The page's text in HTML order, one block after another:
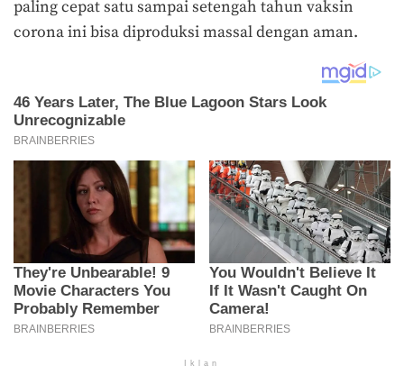
paling cepat satu sampai setengah tahun vaksin
corona ini bisa diproduksi massal dengan aman.
Iklan